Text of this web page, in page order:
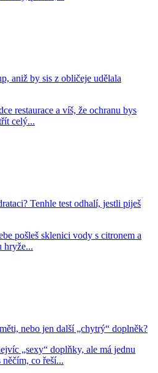
aniž by sis z obličeje udělala
restaurace a víš, že ochranu bys
celý...
Tenhle test odhalí, jestli piješ
pošleš sklenici vody s citronem a
hryže...
nebo jen další „chytrý“ doplněk?
„sexy“ doplňky, ale má jednu
co řeší...